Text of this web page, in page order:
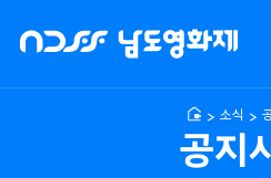
NDFF
남도영화제
공지
소식